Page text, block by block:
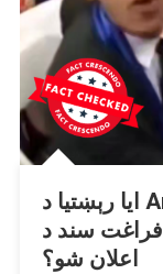
ایا رېښتیا د Andre Mai نومي زده کوونکي
فراغت سند د ChatGpt کاروولو له امله لغوه
اعلان شو؟